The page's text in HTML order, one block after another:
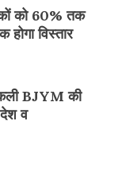
को 60% तक
होगा विस्तार
BJYM की
देश व